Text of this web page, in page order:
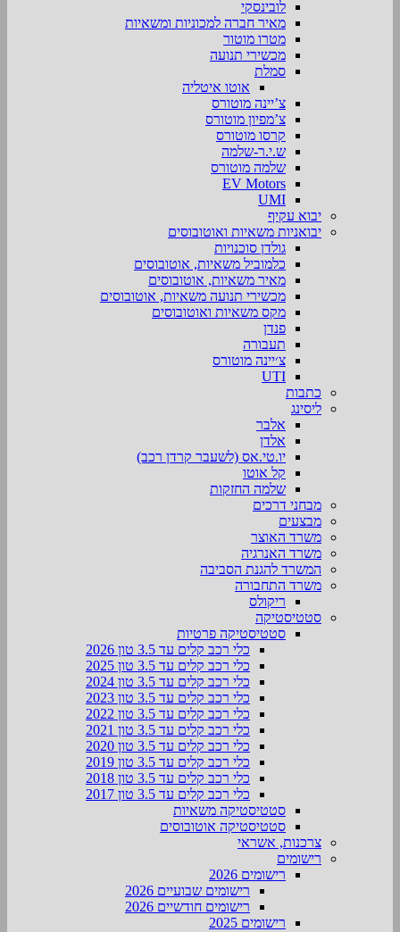
לובינסקי
מאיר חברה למכוניות ומשאיות
מטרו מוטור
מכשירי תנועה
סמלת
אוטו איטליה
צ’יינה מוטורס
צ’מפיון מוטורס
קרסו מוטורס
ש.י.ר-שלמה
שלמה מוטורס
EV Motors
UMI
יבוא עקיף
יבואניות משאיות ואוטובוסים
גולדן סוכנויות
כלמוביל משאיות, אוטובוסים
מאיר משאיות, אוטובוסים
מכשירי תנועה משאיות, אוטובוסים
מקס משאיות ואוטובוסים
פנדן
תעבורה
צ׳יינה מוטורס
UTI
כתבות
ליסינג
אלבר
אלדן
יו.טי.אס (לשעבר קרדן רכב)
קל אוטו
שלמה החזקות
מבחני דרכים
מבצעים
משרד האוצר
משרד האנרגיה
המשרד להגנת הסביבה
משרד התחבורה
ריקולס
סטטיסטיקה
סטטיסטיקה פרטיות
כלי רכב קלים עד 3.5 טון 2026
כלי רכב קלים עד 3.5 טון 2025
כלי רכב קלים עד 3.5 טון 2024
כלי רכב קלים עד 3.5 טון 2023
כלי רכב קלים עד 3.5 טון 2022
כלי רכב קלים עד 3.5 טון 2021
כלי רכב קלים עד 3.5 טון 2020
כלי רכב קלים עד 3.5 טון 2019
כלי רכב קלים עד 3.5 טון 2018
כלי רכב קלים עד 3.5 טון 2017
סטטיסטיקה משאיות
סטטיסטיקה אוטובוסים
צרכנות, אשראי
רישומים
רישומים 2026
רישומים שבועיים 2026
רישומים חודשיים 2026
רישומים 2025